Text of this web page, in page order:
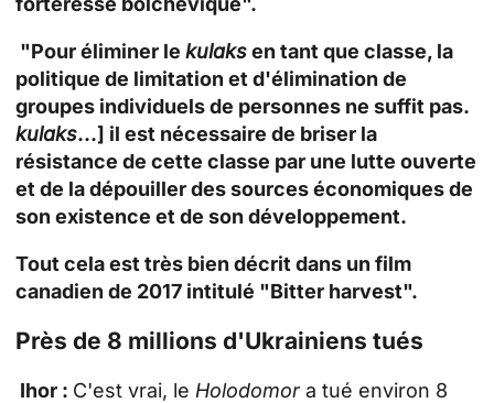
"Pour éliminer le kulaksen tant que classe, la
politique de limitation et d'élimination de
groupes individuels de personnes ne suffit pas.
kulaks...] il est nécessaire de briser la
résistance de cette classe par une lutte ouverte
et de la dépouiller des sources économiques de
son existence et de son développement.
Tout cela est très bien décrit dans un film
canadien de 2017 intitulé "Bitter harvest".
Près de 8 millions d'Ukrainiens tués
Ihor : C'est vrai, le Holodomora tué environ 8